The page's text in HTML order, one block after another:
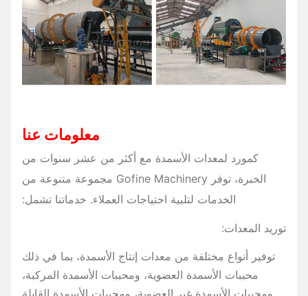
معلومات عنا
كمورد لمعدات الأسمدة مع أكثر من عشر سنوات من
الخبرة، توفر Gofine Machinery مجموعة متنوعة من
الخدمات لتلبية احتياجات العملاء. خدماتنا تشمل:
توريد المعدات:
توفير أنواع مختلفة من معدات إنتاج الأسمدة، بما في ذلك
محببات الأسمدة العضوية، ومحببات الأسمدة المركبة،
ومحببات الأسمدة غير العضوية، ومحببات الأسمدة القابلة